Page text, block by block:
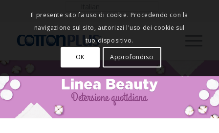
Il presente sito fa uso di cookie. Procedendo con la
navigazione sul sito, autorizzi l'uso dei cookie sul
tuo dispositivo.
OK Approfondisci